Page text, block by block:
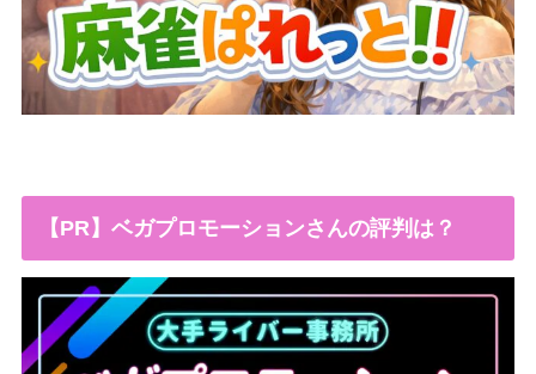
【PR】ベガプロモーションさんの評判は？